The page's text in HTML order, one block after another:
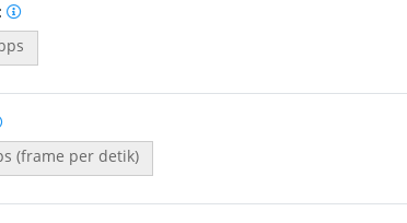
(frame per detik)